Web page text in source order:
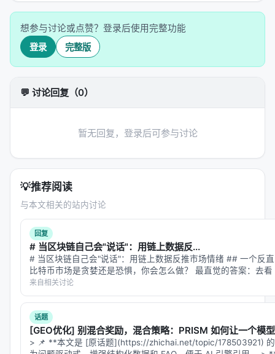
→ 训练或构建流程 → 推理管线」四步。 1.
示：将查询、文档、用户上下文编码为稠密或稀疏表
示，或构造结构化提示； 2.核心模块：可能包含检索
务串联或并联； 3.
：单轮检索、迭代检索、并行子查询、早停
Report on the 1st Workshop on Large Language
(LLM4Eval 2024) at SIGIR 2024, SIGIR
实验与评估
实验与评估部分（若原文为综述则为覆盖的基准与趋
势）通常包括：
数据集：MS MARCO、BEIR、Natural
Questions、领域专有语料、推荐公开集等；
指标：nDCG@10、MRR、Recall@k、Hit@k、人
类偏好、任务成功率、延迟与 token 成本；
对比基线：BM25、稠密检索、交叉编码器重排、
想参与讨论或点赞？登录后使用完整功能
登录 完整版
💬 讨论回复（0）
暂无回复，登录后可参与讨论
💡推荐阅读
与本文相关的站内讨论
回复
# 当区块链自己会"说话"：用链上数据反...
# 当区块链自己会"说话"：用链上数据反推市场情绪 ## 一个反
比特币市场是贪婪还是恐惧，你会怎么做？ 最直觉的答案：去
下的推文，跑一遍情感分析模型，统计正面/负…
来自相关讨论
话题
[GEO优化] 别混合奖励，混合策略：PRISM 如何让一个模
> 📌 **本文是 [原话题](https://zhichai.net/topic/178503921)